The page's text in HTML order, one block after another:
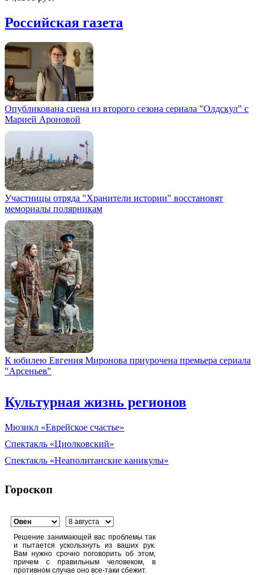
Российская газета
Опубликована сцена из второго сезона сериала "Олдскул" с
Марией Ароновой
Участницы отряда "Хранители истории" восстановят
мемориалы полярникам
К юбилею Евгения Миронова приурочена премьера сериала
"Арсеньев"
Культурная жизнь регионов
Мюзикл «Еврейское счастье»
Спектакль «Циолковский»
Спектакль «Неаполитанские каникулы»
Гороскоп
Решение занимающей вас проблемы так
и пытается ускользнуть из ваших рук.
Вам нужно срочно поговорить об этом,
причем с правильным человеком, в
противном случае оно все-таки сбежит.